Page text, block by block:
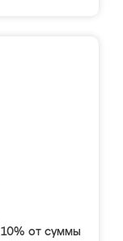
10% от суммы